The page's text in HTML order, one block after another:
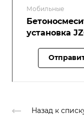
Мобильные
установка
Назад к